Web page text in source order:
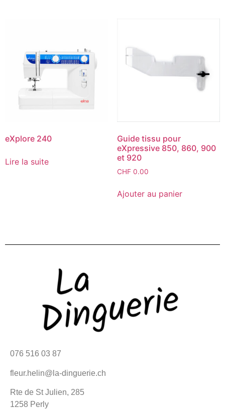
eXplore 240
Lire la suite
Guide tissu pour
eXpressive 850, 860, 900
et 920
CHF0.00
Ajouter au panier
076 516 03 87
fleur.helin@la-dinguerie.ch
Rte de St Julien, 285
1258 Perly